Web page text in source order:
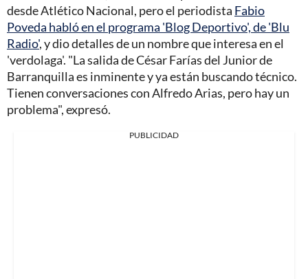
desde Atlético Nacional, pero el periodista Fabio
Poveda habló en el programa 'Blog Deportivo', de 'Blu
Radio', y dio detalles de un nombre que interesa en el
'verdolaga'. "La salida de César Farías del Junior de
Barranquilla es inminente y ya están buscando técnico.
Tienen conversaciones con Alfredo Arias, pero hay un
problema", expresó.
PUBLICIDAD